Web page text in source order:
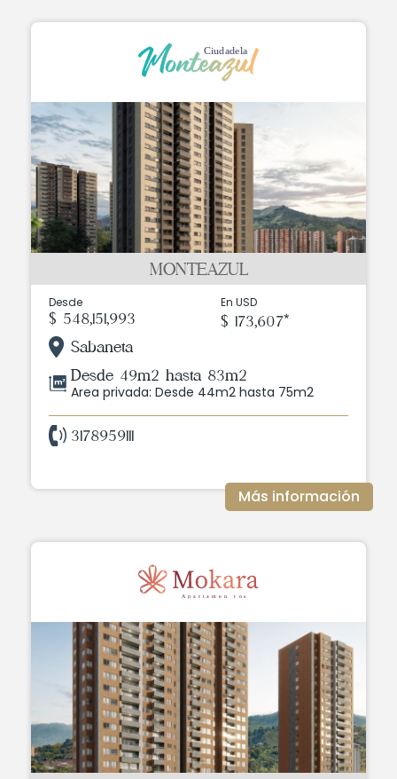
MONTEAZUL
Desde
$ 548,151,993
En USD
$ 173,607*
Sabaneta
Desde 49m2 hasta 83m2
Area privada: Desde 44m2 hasta 75m2
3178959111
Más información